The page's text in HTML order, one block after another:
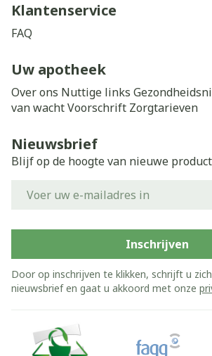
Klantenservice
FAQ
Uw apotheek
Over ons Nuttige links
van wachtVoorschrift Zorgtarieven
Nieuwsbrief
Blijf op de hoogte van nieuwe
Inschrijven
Door op inschrijven te klikken, schrijft u
nieuwsbrief en gaat u akkoord met onze